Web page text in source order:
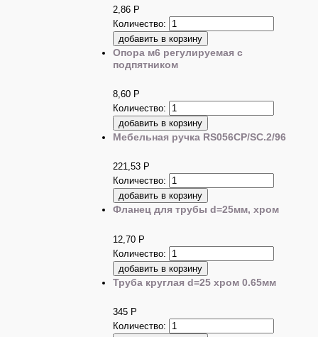
2,86 Р
Количество:
Опора м6 регулируемая с
подпятником
8,60 Р
Количество:
Мебельная ручка RS056CP/SC.2/96
221,53 Р
Количество:
Фланец для трубы d=25мм, хром
12,70 Р
Количество:
Труба круглая d=25 хром 0.65мм
345 Р
Количество: